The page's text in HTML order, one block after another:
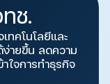
ช.
ทคโนโลยีและ
ง่ายขึ้น ลดความ
ใจการทำธุรกิจ